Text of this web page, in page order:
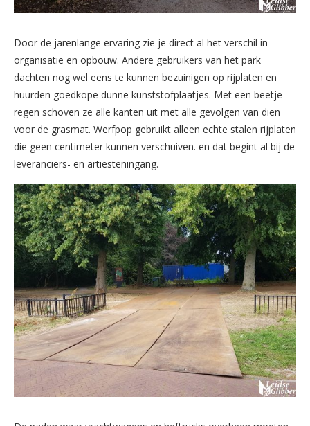
Door de jarenlange ervaring zie je direct al het verschil in
organisatie en opbouw. Andere gebruikers van het park
dachten nog wel eens te kunnen bezuinigen op rijplaten en
huurden goedkope dunne kunststofplaatjes. Met een beetje
regen schoven ze alle kanten uit met alle gevolgen van dien
voor de grasmat. Werfpop gebruikt alleen echte stalen rijplaten
die geen centimeter kunnen verschuiven. en dat begint al bij de
leveranciers- en artiesteningang.